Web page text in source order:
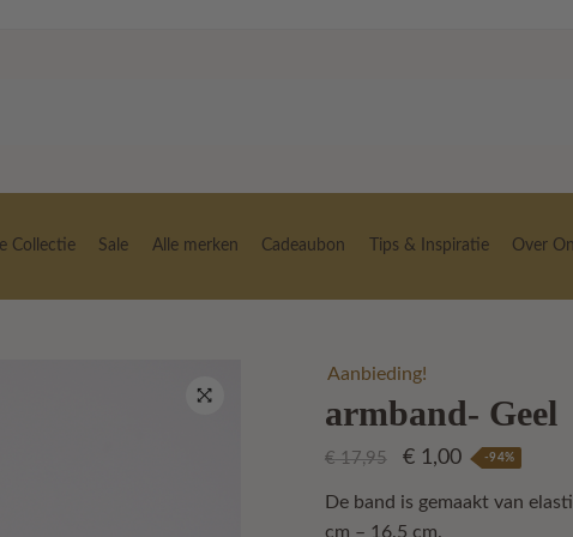
Collectie Sale Alle merken Cadeaubon Tips & Inspiratie Over
Aanbieding!
armband- Geel
€17,95
Oorspronkelijke
prijs
was:
€1,00Huidige
prijs
-94%
De band is gemaakt van
cm – 16.5 cm.